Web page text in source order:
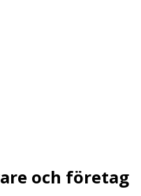
och företag